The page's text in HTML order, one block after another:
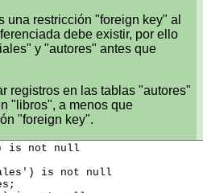
una restricción "foreign key" al
debe existir, por ello
y "autores" antes que
registros en las tablas "autores"
"libros", a menos que
"foreign key".